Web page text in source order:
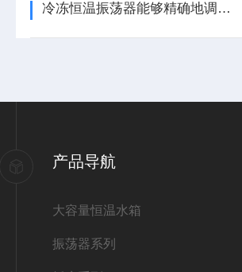
冷冻恒温振荡器能够精确地调节工作舱内的温度
产品导航
大容量恒温水箱
振荡器系列